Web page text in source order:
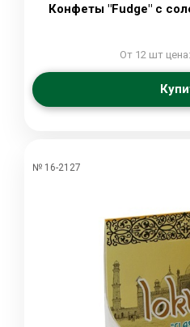
Конфеты "Fudge" с
От 12 шт цена:
№ 16-2127